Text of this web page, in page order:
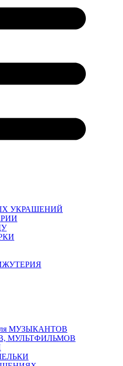
УКРАШЕНИЙ
МУЗЫКАНТОВ
МУЛЬТФИЛЬМОВ